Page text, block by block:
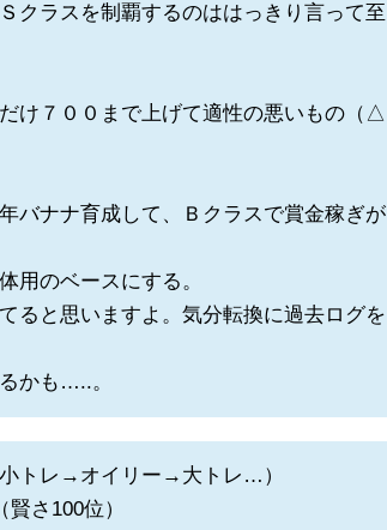
クラスを制覇するのははっきり言って至
け７００まで上げて適性の悪いもの（△
バナナ育成して、Ｂクラスで賞金稼ぎが
用のベースにする。
ると思いますよ。気分転換に過去ログを
かも…..。
トレ→オイリー→大トレ…）
さ100位）